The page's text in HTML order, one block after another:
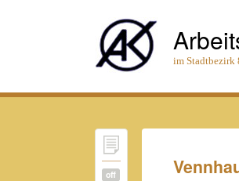
im Stadtbezirk
off